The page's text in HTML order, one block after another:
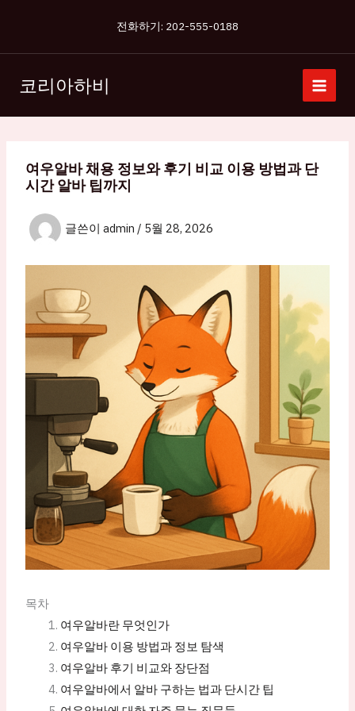
츠
너
전화하기: 202-555-0188
코리아하비
여우알바 채용 정보와 후기 비교 이용 방법과 단
시간 알바 팁까지
글쓴이 admin / 5월 28, 2026
목차
여우알바란 무엇인가
여우알바 이용 방법과 정보 탐색
여우알바 후기 비교와 장단점
여우알바에서 알바 구하는 법과 단시간 팁